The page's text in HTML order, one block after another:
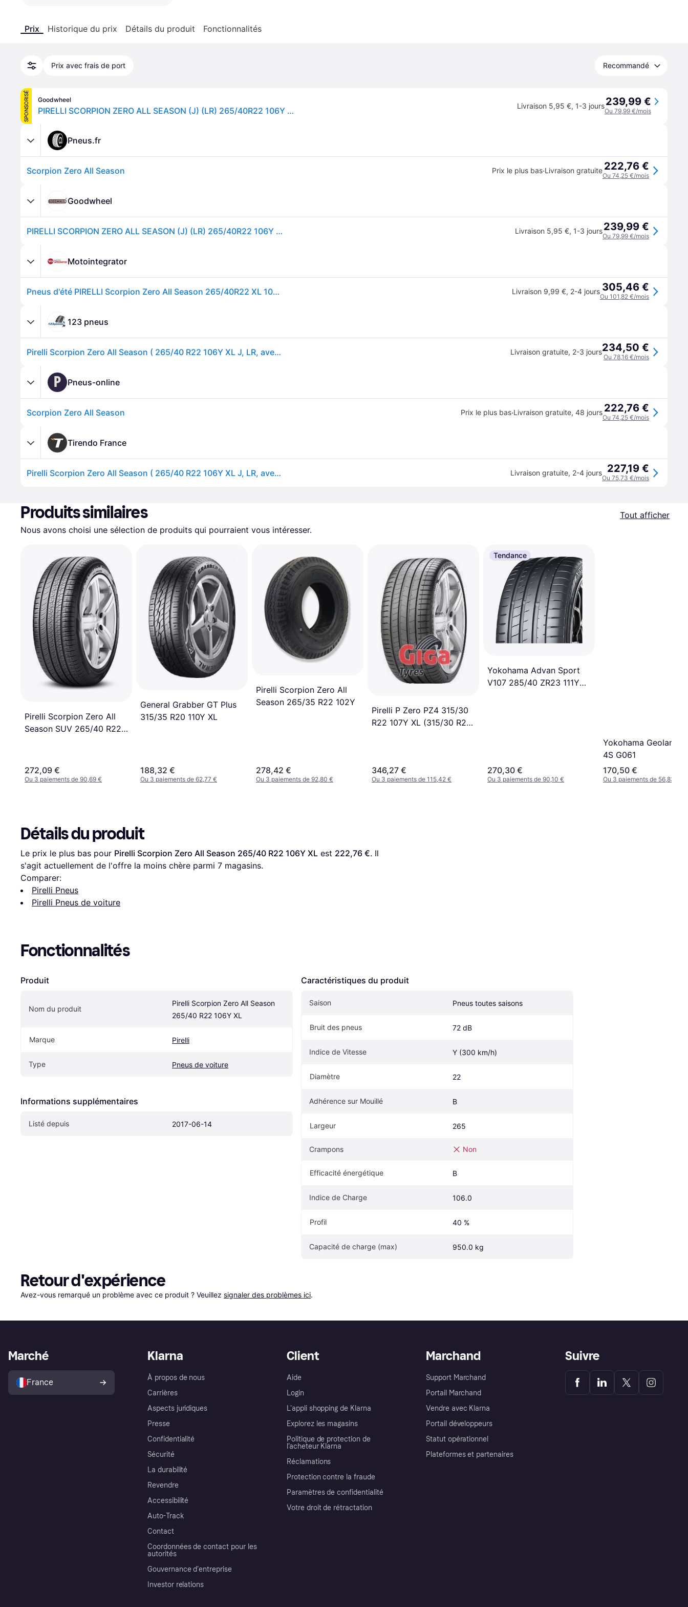
Prix Historique du prix Détails du produit Fonctionnalités
Prix avec frais de port Recommandé
SPONSORISÉ Goodwheel
PIRELLI SCORPION ZERO ALL SEASON (J) (LR) 265/40R22 106Y (J) (LR) XL Livraison 5,95 €, 1-3 jours239,99 €
Ou 79,99 €/mois
Pneus.fr
Scorpion Zero All Season Prix le plus bas·Livraison gratuite 222,76 €
Ou 74,25 €/mois
Goodwheel
PIRELLI SCORPION ZERO ALL SEASON (J) (LR) 265/40R22 106Y (J) (LR) XL Livraison 5,95 €, 1-3 jours239,99 €
Ou 79,99 €/mois
Motointegrator
Pneus d'été PIRELLI Scorpion Zero All Season 265/40R22 XL 106Y Livraison 9,99 €, 2-4 jours 305,46 €
Ou 101,82 €/mois
123 pneus
Pirelli Scorpion Zero All Season ( 265/40 R22 106Y XL J, LR, avec protège-jante (MFS) ) Livraison gratuite, 2-3 jours234,50 €
Ou 78,16 €/mois
P Pneus-online
Scorpion Zero All Season Prix le plus bas·Livraison gratuite, 48 jours 222,76 €
Ou 74,25 €/mois
Tirendo France
Pirelli Scorpion Zero All Season ( 265/40 R22 106Y XL J, LR, avec protège-jante (MFS) ) Livraison gratuite, 2-4 jours 227,19 €
Ou 75,73 €/mois
Produits similaires
Tout afficher
Nous avons choisi une sélection de produits qui pourraient vous intéresser.
Pirelli Scorpion Zero All
Season SUV 265/40 R22
272,09 €
Ou 3 paiements de 90,69 €
General Grabber GT Plus
315/35 R20 110Y XL
188,32 €
Ou 3 paiements de 62,77 €
Pirelli Scorpion Zero All
Season 265/35 R22 102Y
278,42 €
Ou 3 paiements de 92,80 €
Pirelli P Zero PZ4 315/30
R22 107Y XL (315/30 R22
346,27 €
Ou 3 paiements de 115,42 €
Tendance
Yokohama Advan Sport
V107 285/40 ZR23 111Y
270,30 €
Ou 3 paiements de 90,10 €
Yokohama
4S G061
170,50 €
Ou 3 paiements de 56,83 €
Détails du produit
Le prix le plus bas pour Pirelli Scorpion Zero All Season 265/40 R22 106Y XL est 222,76 €. Il
s'agit actuellement de l'offre la moins chère parmi 7 magasins.
Comparer:
Pirelli Pneus
Pirelli Pneus de voiture
Fonctionnalités
Produit
Nom du produit
Pirelli Scorpion Zero All Season
265/40 R22 106Y XL
Marque Pirelli
Type Pneus de voiture
Informations supplémentaires
Listé depuis 2017-06-14
Caractéristiques du produit
Saison Pneus toutes saisons
Bruit des pneus 72 dB
Indice de Vitesse Y (300 km/h)
Diamètre 22
Adhérence sur Mouillé B
Largeur 265
Crampons Non
Efficacité énergétique B
Indice de Charge 106.0
Profil 40 %
Capacité de charge (max) 950.0 kg
Retour d'expérience
Avez-vous remarqué un problème avec ce produit ? Veuillez signaler des problèmes ici.
Klarna
À propos de nous
Carrières
Aspects juridiques
Presse
Confidentialité
Sécurité
La durabilité
Revendre
Accessibilité
Auto-Track
Contact
Coordonnées de contact pour les
autorités
Gouvernance d’entreprise
Investor relations
Client
Aide
Login
L'appli shopping de Klarna
Explorez les magasins
Politique de protection de
l’acheteur Klarna
Réclamations
Protection contre la fraude
Paramètres de confidentialité
Votre droit de rétractation
Marchand
Support Marchand
Portail Marchand
Vendre avec Klarna
Portail développeurs
Statut opérationnel
Plateformes et partenaires
Marché
France
Suivre